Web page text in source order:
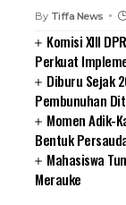
By Tiffa News
Komisi XIII
Perkuat
Diburu Sejak
Pembunuhan
Momen Adik-
Bentuk
Mahasiswa
Merauke